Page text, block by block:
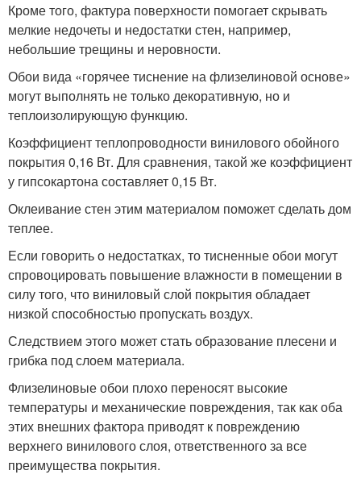
Кроме того, фактура поверхности помогает скрывать
мелкие недочеты и недостатки стен, например,
небольшие трещины и неровности.
Обои вида «горячее тиснение на флизелиновой основе»
могут выполнять не только декоративную, но и
теплоизолирующую функцию.
Коэффициент теплопроводности винилового обойного
покрытия 0,16 Вт. Для сравнения, такой же коэффициент
у гипсокартона составляет 0,15 Вт.
Оклеивание стен этим материалом поможет сделать дом
теплее.
Если говорить о недостатках, то тисненные обои могут
спровоцировать повышение влажности в помещении в
силу того, что виниловый слой покрытия обладает
низкой способностью пропускать воздух.
Следствием этого может стать образование плесени и
грибка под слоем материала.
Флизелиновые обои плохо переносят высокие
температуры и механические повреждения, так как оба
этих внешних фактора приводят к повреждению
верхнего винилового слоя, ответственного за все
преимущества покрытия.